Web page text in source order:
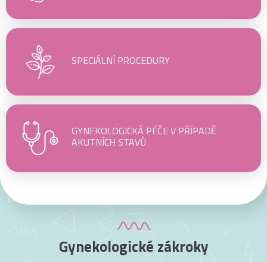
SPECIÁLNÍ PROCEDURY
GYNEKOLOGICKÁ PÉČE V PŘÍPADĚ
AKUTNÍCH STAVŮ
Gynekologické zákroky